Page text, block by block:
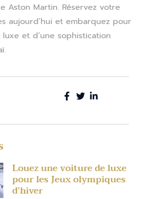
Aston Martin. Réservez votre
aujourd’hui et embarquez pour
luxe et d’une sophistication
Louez une voiture de luxe
pour les Jeux olympiques
d’hiver